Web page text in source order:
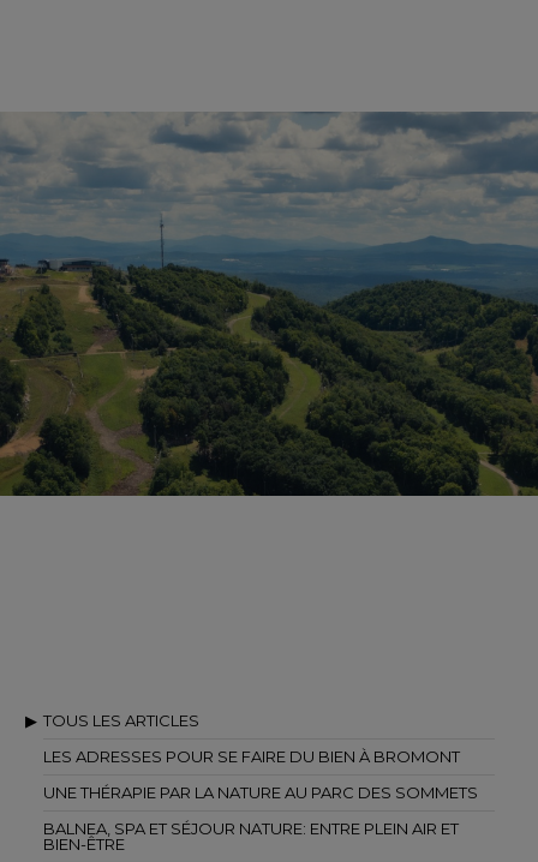
TOUS LES ARTICLES
LES ADRESSES POUR SE FAIRE DU BIEN À BROMONT
UNE THÉRAPIE PAR LA NATURE AU PARC DES SOMMETS
BALNEA, SPA ET SÉJOUR NATURE: ENTRE PLEIN AIR ET
BIEN-ÊTRE